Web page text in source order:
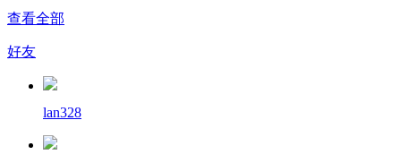
查看全部
好友
lan328